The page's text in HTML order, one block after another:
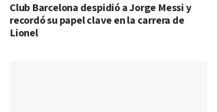
Club Barcelona despidió a Jorge Messi y
recordó su papel clave en la carrera de
Lionel